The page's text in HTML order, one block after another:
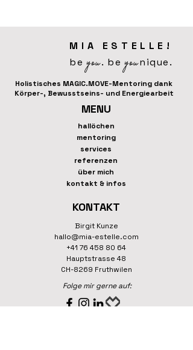
MIA ESTELLE!
beyou. beyounique.
Holistisches MAGIC.MOVE-Mentoring dank
Körper-, Bewusstseins- und Energiearbeit
MENU
hallöchen
mentoring
services
referenzen
über mich
kontakt & infos
KONTAKT
Birgit Kunze
hallo@mia-estelle.com
+41 76 458 80 64
Hauptstrasse 48
CH-8269 Fruthwilen
Folge mir gerne auf: